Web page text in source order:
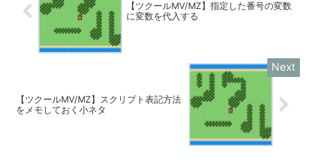
【ツクールMV/MZ】指定した番号の変数
に変数を代入する
【ツクールMV/MZ】スクリプト表記方法
をメモしておく小ネタ